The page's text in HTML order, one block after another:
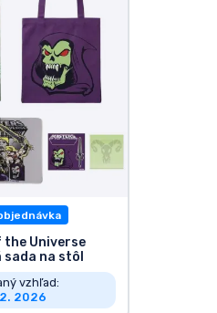
the Universe
na stôl
vzhľad:
2026